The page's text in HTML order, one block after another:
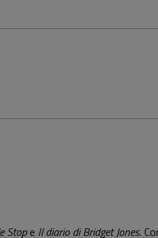
Stope Il diario di Bridget Jones.